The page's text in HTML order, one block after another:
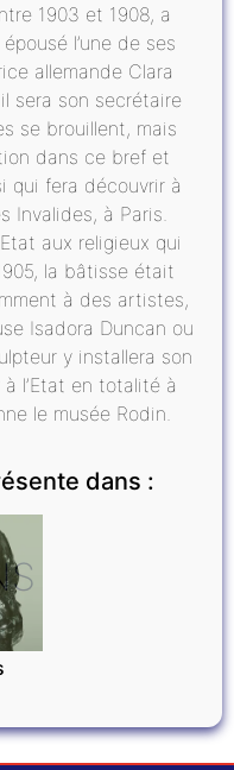
1903 et 1908, a
l’une de ses
allemande Clara
sera son secrétaire
se brouillent, mais
dans ce bref et
qui fera découvrir à
Invalides, à Paris.
aux religieux qui
la bâtisse était
à des artistes,
Isadora Duncan ou
y installera son
l’Etat en totalité à
le musée Rodin.
dans :